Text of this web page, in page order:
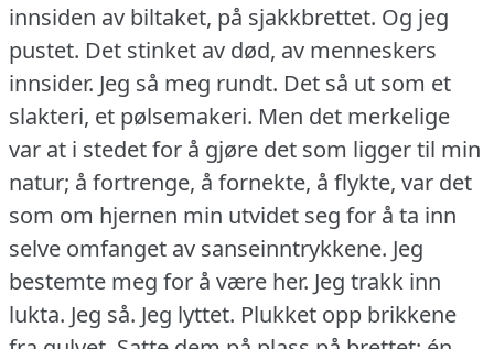
innsiden av biltaket, på sjakkbrettet. Og jeg
pustet. Det stinket av død, av menneskers
innsider. Jeg så meg rundt. Det så ut som et
slakteri, et pølsemakeri. Men det merkelige
var at i stedet for å gjøre det som ligger til min
natur; å fortrenge, å fornekte, å flykte, var det
som om hjernen min utvidet seg for å ta inn
selve omfanget av sanseinntrykkene. Jeg
bestemte meg for å være her. Jeg trakk inn
lukta. Jeg så. Jeg lyttet. Plukket opp brikkene